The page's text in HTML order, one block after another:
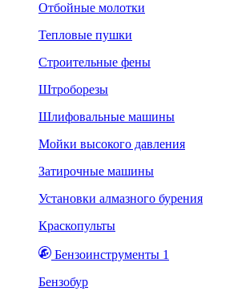
Отбойные молотки
Тепловые пушки
Строительные фены
Штроборезы
Шлифовальные машины
Мойки высокого давления
Затирочные машины
Установки алмазного бурения
Краскопульты
Бензоинструменты 1
Бензобур